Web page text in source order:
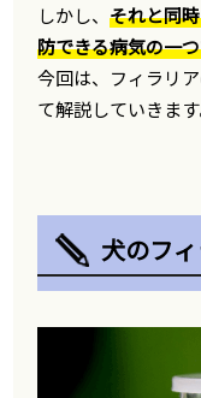
しかし、それと同
防できる病気の一
今回は、フィラリ
て解説していきます
犬のフ